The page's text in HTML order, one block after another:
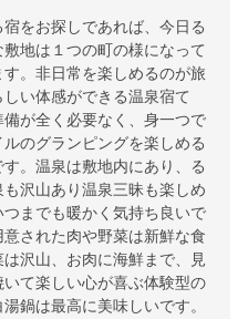
をお探しであれば、今日る
地は１つの町の様になって
。非日常を楽しめるのが旅
い体感ができる温泉宿て
が全く必要なく、身一つで
のグランピングを楽しめる
。温泉は敷地内にあり、る
沢山あり温泉三昧も楽しめ
までも暖かく気持ち良いで
された肉や野菜は新鮮な食
沢山、お肉に海鮮まで、見
て楽しい心が喜ぶ体験型の
鍋は最高に美味しいです。